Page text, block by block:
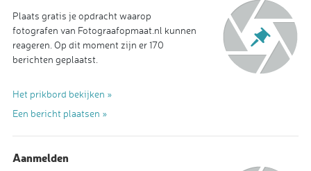
Plaats gratis je opdracht waarop
fotografen van Fotograafopmaat.nl kunnen
reageren. Op dit moment zijn er 170
berichten geplaatst.
Het prikbord bekijken »
Een bericht plaatsen »
Aanmelden